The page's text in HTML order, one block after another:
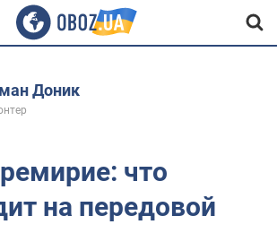
Доник
что
на передовой